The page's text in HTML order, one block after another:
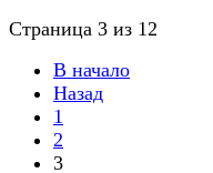
Страница 3 из 12
В начало
Назад
1
2
3